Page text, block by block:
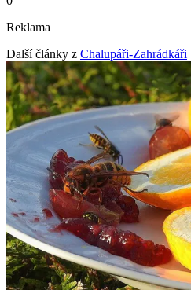
Reklama
Další články z Chalupáři-Zahrádkáři